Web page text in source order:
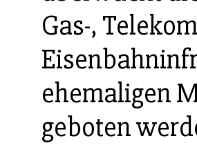
Gas-,
ehemaligen
geboten